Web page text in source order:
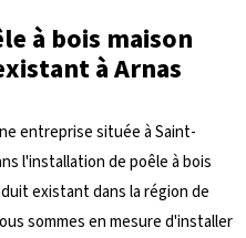
à bois maison
à Arnas
entreprise située à Saint-
l'installation de poêle à bois
existant dans la région de
sommes en mesure d'installer